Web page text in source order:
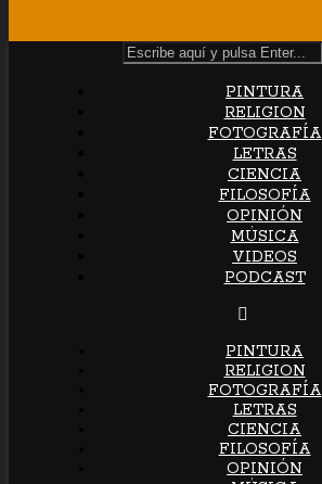
PINTURA
RELIGION
FOTOGRAFÍA
LETRAS
CIENCIA
FILOSOFÍA
OPINIÓN
MÚSICA
VIDEOS
PODCAST
PINTURA
RELIGION
FOTOGRAFÍA
LETRAS
CIENCIA
FILOSOFÍA
OPINIÓN